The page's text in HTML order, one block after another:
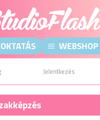
OKTATÁS WEBSHOP
Jelentkezés